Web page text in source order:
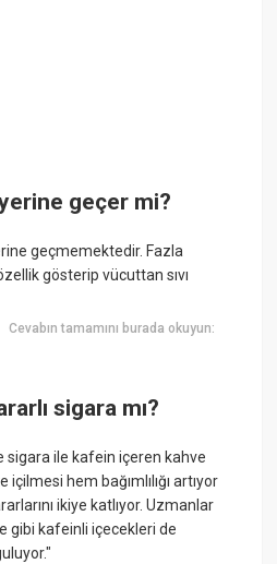
geçer mi?
geçmemektedir. Fazla
gösterip vücuttan sıvı
Cevabın tamamını burada okuyun:
sigara mı?
sigara ile kafein içeren kahve
hem bağımlılığı artıyor
ikiye katlıyor. Uzmanlar
gibi kafeinli içecekleri de